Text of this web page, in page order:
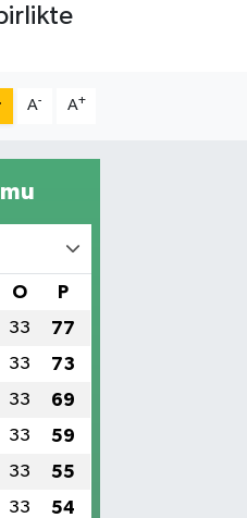
A- A+
O P
33 77
33 73
33 69
33 59
33 55
33 54